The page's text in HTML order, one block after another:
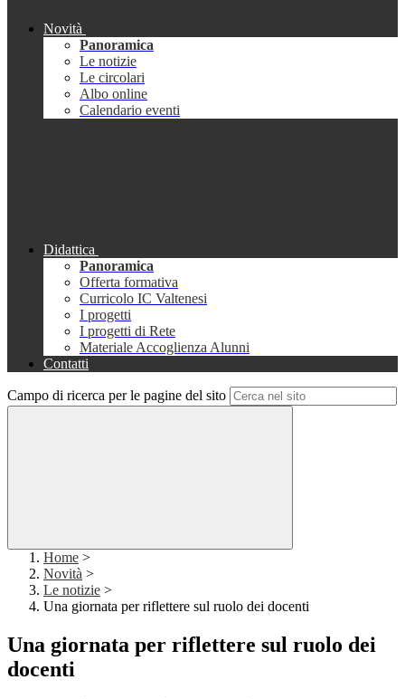
Novità
Panoramica
Le notizie
Le circolari
Albo online
Calendario eventi
Didattica
Panoramica
Offerta formativa
Curricolo IC Valtenesi
I progetti
I progetti di Rete
Materiale Accoglienza Alunni
Contatti
Campo di ricerca per le pagine del sito
Home >
Novità >
Le notizie >
Una giornata per riflettere sul ruolo dei docenti
Una giornata per riflettere sul ruolo dei
docenti